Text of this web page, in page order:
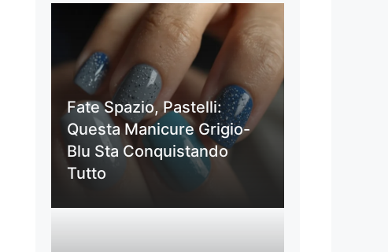
Fate Spazio, Pastelli:
Questa Manicure Grigio-
Blu Sta Conquistando
Tutto